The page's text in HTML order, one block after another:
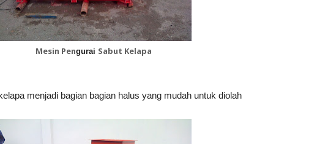
Mesin Pengurai Sabut Kelapa
menjadi bagian bagian halus yang mudah untuk diolah